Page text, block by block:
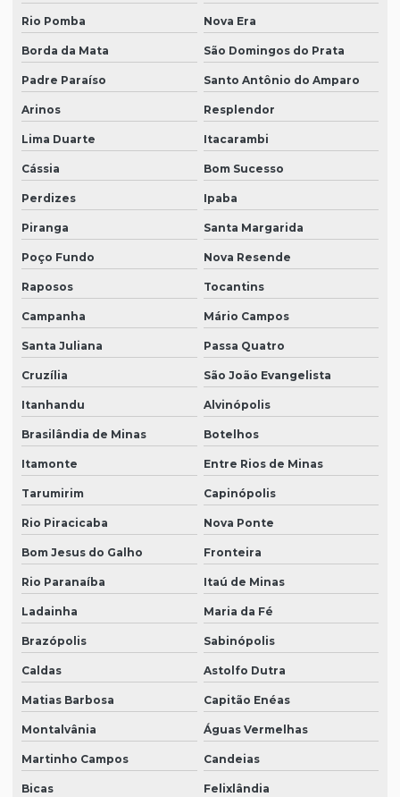
Rio Pomba Nova Era
Borda da Mata São Domingos do Prata
Padre Paraíso Santo Antônio do Amparo
Arinos Resplendor
Lima Duarte Itacarambi
Cássia Bom Sucesso
Perdizes Ipaba
Piranga Santa Margarida
Poço Fundo Nova Resende
Raposos Tocantins
Campanha Mário Campos
Santa Juliana Passa Quatro
Cruzília São João Evangelista
Itanhandu Alvinópolis
Brasilândia de Minas Botelhos
Itamonte Entre Rios de Minas
Tarumirim Capinópolis
Rio Piracicaba Nova Ponte
Bom Jesus do Galho Fronteira
Rio Paranaíba Itaú de Minas
Ladainha Maria da Fé
Brazópolis Sabinópolis
Caldas Astolfo Dutra
Matias Barbosa Capitão Enéas
Montalvânia Águas Vermelhas
Martinho Campos Candeias
Bicas Felixlândia